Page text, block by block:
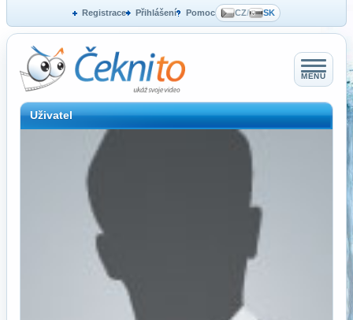
Registrace Přihlášení Pomoc CZ/ SK
MENU
Uživatel